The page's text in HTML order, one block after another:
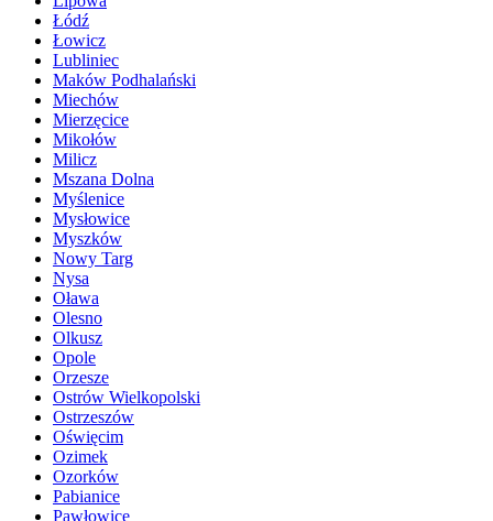
Łódź
Łowicz
Lubliniec
Maków Podhalański
Miechów
Mierzęcice
Mikołów
Milicz
Mszana Dolna
Myślenice
Mysłowice
Myszków
Nowy Targ
Nysa
Oława
Olesno
Olkusz
Opole
Orzesze
Ostrów Wielkopolski
Ostrzeszów
Oświęcim
Ozimek
Ozorków
Pabianice
Pawłowice